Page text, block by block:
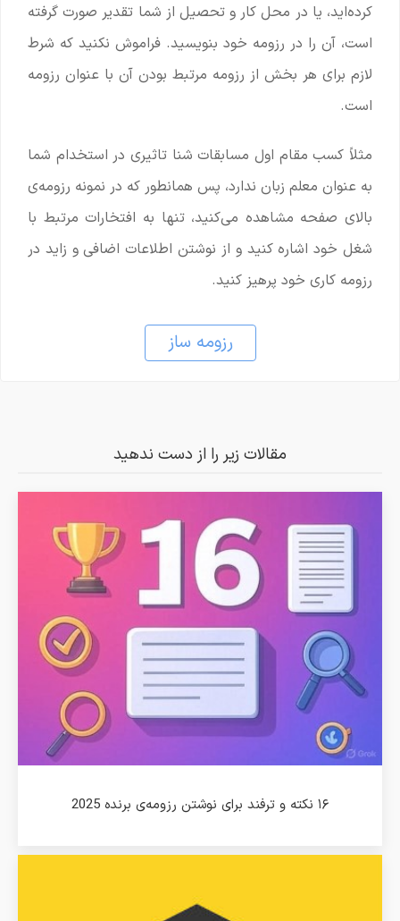
کرده‌اید، یا در محل کار و تحصیل از شما تقدیر صورت گرفته
است، آن را در رزومه خود بنویسید. فراموش نکنید که شرط
لازم برای هر بخش از رزومه مرتبط بودن آن با عنوان رزومه
است.
مثلاً کسب مقام اول مسابقات شنا تاثیری در استخدام شما
به عنوان معلم زبان ندارد، پس همانطور که در نمونه رزومه‌ی
بالای صفحه مشاهده می‌کنید، تنها به افتخارات مرتبط با
شغل خود اشاره کنید و از نوشتن اطلاعات اضافی و زاید در
رزومه کاری خود پرهیز کنید.
رزومه ساز
مقالات زیر را از دست ندهید
۱۶ نکته و ترفند برای نوشتن رزومه‌ی برنده 2025